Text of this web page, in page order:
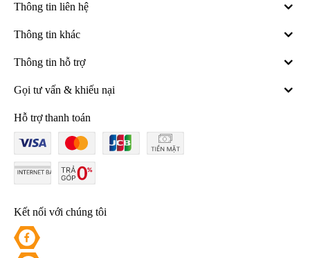
Thông tin liên hệ
Thông tin khác
Thông tin hỗ trợ
Gọi tư vấn & khiếu nại
Hỗ trợ thanh toán
Kết nối với chúng tôi